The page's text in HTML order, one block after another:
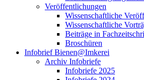
Veröffentlichungen
Wissenschaftliche
Wissenschaftliche
Beiträge in
Broschüren
Infobrief Bienen@Imkerei
Archiv Infobriefe
Infobriefe 2025